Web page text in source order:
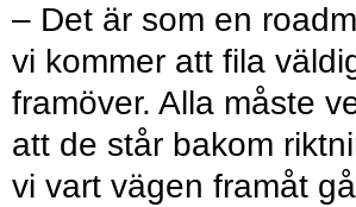
– Det är som en
vi kommer att fila
framöver. Alla måste
att de står bakom
vi vart vägen framåt